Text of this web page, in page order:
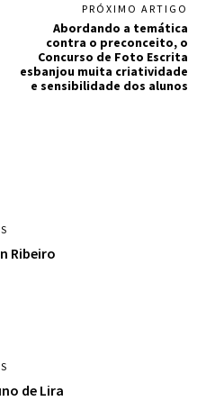
PRÓXIMO ARTIGO
Abordando a temática
contra o preconceito, o
Concurso de Foto Escrita
esbanjou muita criatividade
e sensibilidade dos alunos
Ribeiro
de Lira